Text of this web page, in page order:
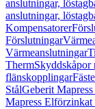
anslutningar,
anslutningar,
Kompensatorer
Förslutningar
Värmeanslutningar
ThermSkyddskåpor
flänskopplingar
StålGeberit
Mapress Elförzinkat